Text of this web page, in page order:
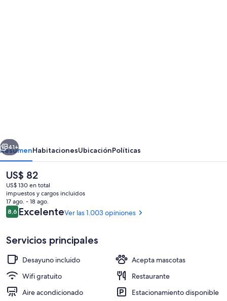
Beach
Una playa cerca, sillas reclinables de
Siguiente
41+
ResumenHabitacionesUbicaciónPolíticas
El
precio
actual
es
de
US$ 82
US$ 82
US$ 130 en total
impuestos y cargos incluidos
17 ago. - 18 ago.
Opiniones
8,68,6 de 10
ExcelenteVer las 1.003 opiniones
Servicios principales
Desayuno incluido
Acepta mascotas
Wifi gratuito
Restaurante
Aire acondicionado
Estacionamiento disponible